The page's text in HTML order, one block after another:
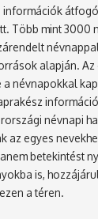
Több mint 3000
alapján.
a névnapokkal
névnapi
az egyes
betekintést
is,
a téren.